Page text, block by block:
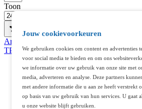
Jouw cookievoorkeuren
We gebruiken cookies om content en advertenties
voor social media te bieden en om ons
we informatie over uw gebruik van onze site met
media, adverteren en analyse. Deze partners
met andere informatie die u aan ze heeft verstrekt
op basis van uw gebruik van hun services. U gaat
u onze website blijft gebruiken.
Toon
Artikelnr. 401316664
TP-LINK KE100 Kasa smart